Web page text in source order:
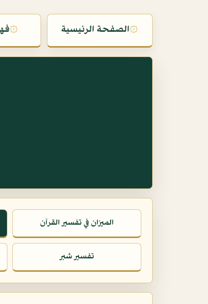
۞الصفحة الرئيسية ۞
الميزان في تفسير القرآن
تفسير شبر